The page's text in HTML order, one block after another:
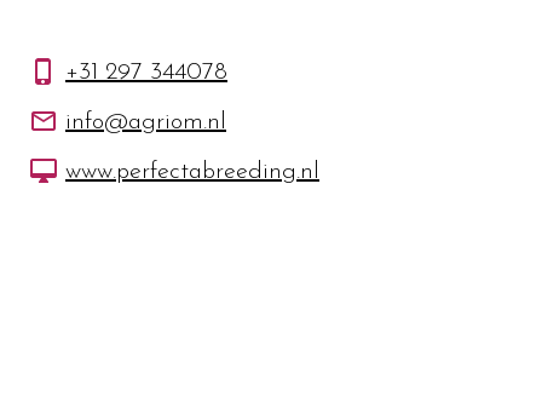
+31 297 344078
info@agriom.nl
www.perfectabreeding.nl